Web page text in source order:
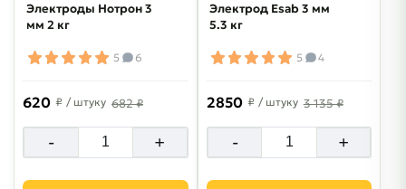
Электроды Нотрон 3
мм 2 кг
5 6
620 ₽ / штуку 682 ₽
- +
Электрод Esab 3 мм
5.3 кг
5 4
2850 ₽ / штуку 3 135 ₽
- +